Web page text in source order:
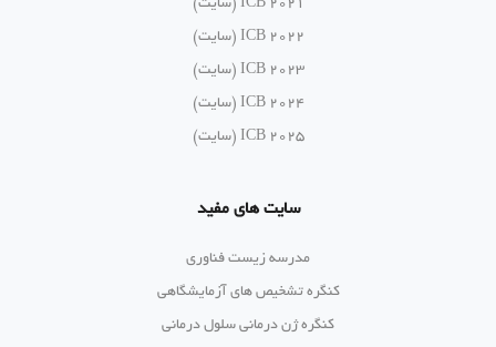
ICB 2021 (سایت)
ICB 2022 (سایت)
ICB 2023 (سایت)
ICB 2024 (سایت)
ICB 2025 (سایت)
سایت های مفید
مدرسه زیست فناوری
کنگره تشخیص های آزمایشگاهی
کنگره ژن درمانی سلول درمانی